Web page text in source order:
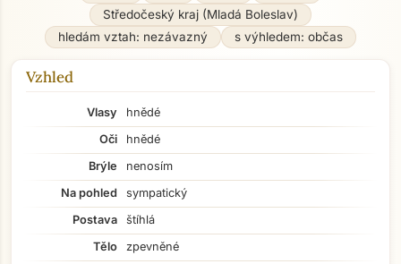
Středočeský kraj (Mladá Boleslav)
hledám vztah: nezávazný
s výhledem: občas
Vzhled
Vlasy
hnědé
Oči
hnědé
Brýle
nenosím
Na pohled
sympatický
Postava
štíhlá
Tělo
zpevněné